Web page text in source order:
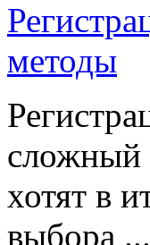
методы
сложный
хотят в
выбора ...